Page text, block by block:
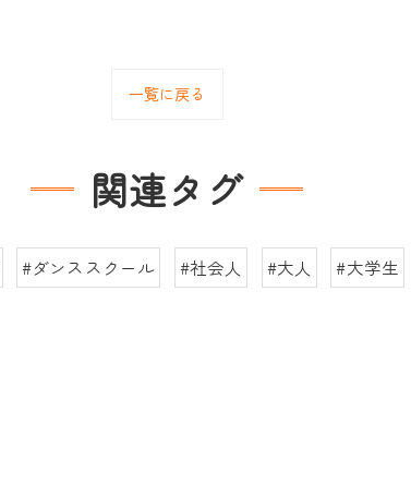
一覧に戻る
関連タグ
#ダンススクール #社会人 #大人 #大学生